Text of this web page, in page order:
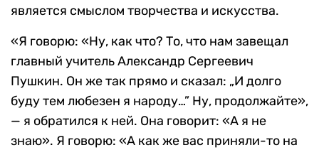
является смыслом творчества и искусства.
«Я говорю: «Ну, как что? То, что нам завещал
главный учитель Александр Сергеевич
Пушкин. Он же так прямо и сказал: „И долго
буду тем любезен я народу…” Ну, продолжайте»,
— я обратился к ней. Она говорит: «А я не
знаю». Я говорю: «А как же вас приняли-то на